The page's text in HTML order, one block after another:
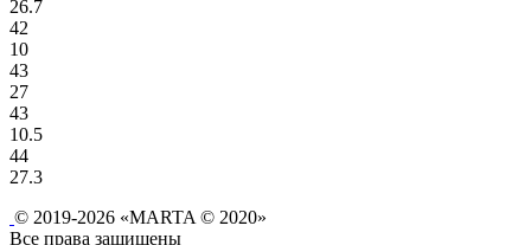
26.7
42
10
43
27
43
10.5
44
27.3
© 2019-2026 «MARTA © 2020»
Все права защищены